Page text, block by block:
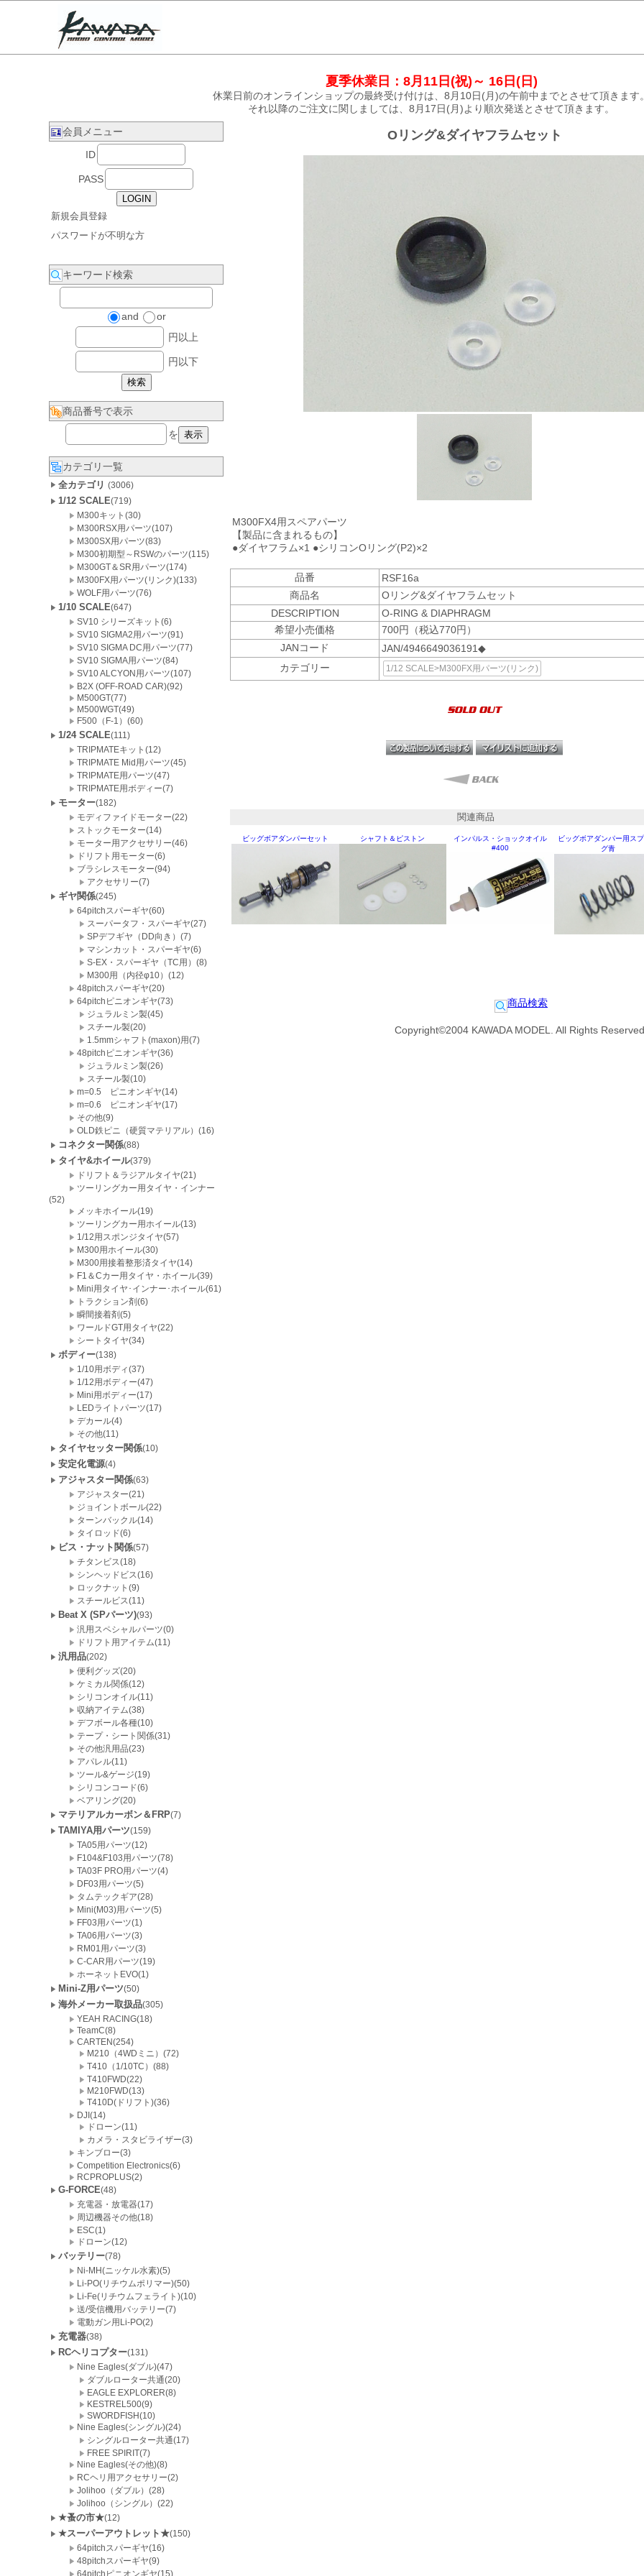
夏季休業日：8月11日(祝)～ 16日(日)
休業日前のオンラインショップの最終受け付けは、8月10日(月)の午前中までとさせて頂きます
それ以降のご注文に関しましては、8月17日(月)より順次発送とさせて頂きます。
会員メニュー
ID
PASS
新規会員登録
パスワードが不明な方
キーワード検索
and
or
円以上
円以下
商品番号で表示
を
カテゴリ一覧
全カテゴリ (3006)
1/12 SCALE(719)
M300キット(30)
M300RSX用パーツ(107)
M300SX用パーツ(83)
M300初期型～RSWのパーツ(115)
M300GT＆SR用パーツ(174)
M300FX用パーツ(リンク)(133)
WOLF用パーツ(76)
1/10 SCALE(647)
SV10 シリーズキット(6)
SV10 SIGMA2用パーツ(91)
SV10 SIGMA DC用パーツ(77)
SV10 SIGMA用パーツ(84)
SV10 ALCYON用パーツ(107)
B2X (OFF-ROAD CAR)(92)
M500GT(77)
M500WGT(49)
F500（F-1）(60)
1/24 SCALE(111)
TRIPMATEキット(12)
TRIPMATE Mid用パーツ(45)
TRIPMATE用パーツ(47)
TRIPMATE用ボディー(7)
モーター(182)
モディファイドモーター(22)
ストックモーター(14)
モーター用アクセサリー(46)
ドリフト用モーター(6)
ブラシレスモーター(94)
アクセサリー(7)
ギヤ関係(245)
64pitchスパーギヤ(60)
スーパータフ・スパーギヤ(27)
SPデフギヤ（DD向き）(7)
マシンカット・スパーギヤ(6)
S-EX・スパーギヤ（TC用）(8)
M300用（内径φ10）(12)
48pitchスパーギヤ(20)
64pitchピニオンギヤ(73)
ジュラルミン製(45)
スチール製(20)
1.5mmシャフト(maxon)用(7)
48pitchピニオンギヤ(36)
ジュラルミン製(26)
スチール製(10)
m=0.5 ピニオンギヤ(14)
m=0.6 ピニオンギヤ(17)
その他(9)
OLD鉄ピニ（硬質マテリアル）(16)
コネクター関係(88)
タイヤ&ホイール(379)
ドリフト＆ラジアルタイヤ(21)
ツーリングカー用タイヤ・インナー
(52)
メッキホイール(19)
ツーリングカー用ホイール(13)
1/12用スポンジタイヤ(57)
M300用ホイール(30)
M300用接着整形済タイヤ(14)
F1＆Cカー用タイヤ・ホイール(39)
Mini用タイヤ･インナー･ホイール(61)
トラクション剤(6)
瞬間接着剤(5)
ワールドGT用タイヤ(22)
シートタイヤ(34)
ボディー(138)
1/10用ボディ(37)
1/12用ボディー(47)
Mini用ボディー(17)
LEDライトパーツ(17)
デカール(4)
その他(11)
タイヤセッター関係(10)
安定化電源(4)
アジャスター関係(63)
アジャスター(21)
ジョイントボール(22)
ターンバックル(14)
タイロッド(6)
ビス・ナット関係(57)
チタンビス(18)
シンヘッドビス(16)
ロックナット(9)
スチールビス(11)
Beat X (SPパーツ)(93)
汎用スペシャルパーツ(0)
ドリフト用アイテム(11)
汎用品(202)
便利グッズ(20)
ケミカル関係(12)
シリコンオイル(11)
収納アイテム(38)
デフボール各種(10)
テープ・シート関係(31)
その他汎用品(23)
アパレル(11)
ツール&ゲージ(19)
シリコンコード(6)
ベアリング(20)
マテリアルカーボン＆FRP(7)
TAMIYA用パーツ(159)
TA05用パーツ(12)
F104&F103用パーツ(78)
TA03F PRO用パーツ(4)
DF03用パーツ(5)
タムテックギア(28)
Mini(M03)用パーツ(5)
FF03用パーツ(1)
TA06用パーツ(3)
RM01用パーツ(3)
C-CAR用パーツ(19)
ホーネットEVO(1)
Mini-Z用パーツ(50)
海外メーカー取扱品(305)
YEAH RACING(18)
TeamC(8)
CARTEN(254)
M210（4WDミニ）(72)
T410（1/10TC）(88)
T410FWD(22)
M210FWD(13)
T410D(ドリフト)(36)
DJI(14)
ドローン(11)
カメラ・スタビライザー(3)
キンブロー(3)
Competition Electronics(6)
RCPROPLUS(2)
G-FORCE(48)
充電器・放電器(17)
周辺機器その他(18)
ESC(1)
ドローン(12)
バッテリー(78)
Ni-MH(ニッケル水素)(5)
Li-PO(リチウムポリマー)(50)
Li-Fe(リチウムフェライト)(10)
送/受信機用バッテリー(7)
電動ガン用Li-PO(2)
充電器(38)
RCヘリコプター(131)
Nine Eagles(ダブル)(47)
ダブルローター共通(20)
EAGLE EXPLORER(8)
KESTREL500(9)
SWORDFISH(10)
Nine Eagles(シングル)(24)
シングルローター共通(17)
FREE SPIRIT(7)
Nine Eagles(その他)(8)
RCヘリ用アクセサリー(2)
Jolihoo（ダブル）(28)
Jolihoo（シングル）(22)
★蚤の市★(12)
★スーパーアウトレット★(150)
64pitchスパーギヤ(16)
48pitchスパーギヤ(9)
64pitchピニオンギヤ(15)
Oリング&ダイヤフラムセット
M300FX4用スペアパーツ
【製品に含まれるもの】
●ダイヤフラム×1 ●シリコンOリング(P2)×2
品番
RSF16a
商品名
Oリング&ダイヤフラムセット
DESCRIPTION
O-RING & DIAPHRAGM
希望小売価格
700円（税込770円）
JANコード
JAN/4946649036191◆
カテゴリー
1/12 SCALE>M300FX用パーツ(リンク)
関連商品
ビッグボアダンパーセット シャフト＆ピストン
インパルス・ショックオイル
#400
ビッグボアダンパー用ス
グ青
商品検索
Copyright©2004 KAWADA MODEL. All Rights